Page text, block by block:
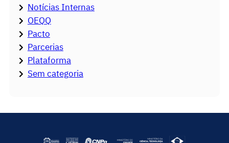
Notícias Internas
OEQQ
Pacto
Parcerias
Plataforma
Sem categoria